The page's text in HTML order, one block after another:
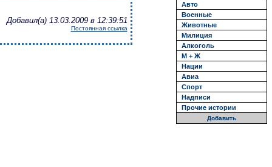
Добавил(а) 13.03.2009 в 12:39:51
Постоянная ссылка
Авто
Военные
Животные
Милиция
Алкоголь
М + Ж
Нации
Авиа
Спорт
Надписи
Прочие истории
Добавить